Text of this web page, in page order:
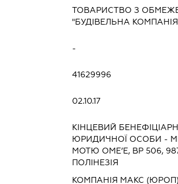
ТОВАРИСТВО З
"БУДІВЕЛЬНА
-
41629996
02.10.17
КІНЦЕВИЙ
ЮРИДИЧНОЇ ОСОБИ -
МОТЮ ОМЕ’Е, ВР 506,
ПОЛІНЕЗІЯ
КОМПАНІЯ МАКС